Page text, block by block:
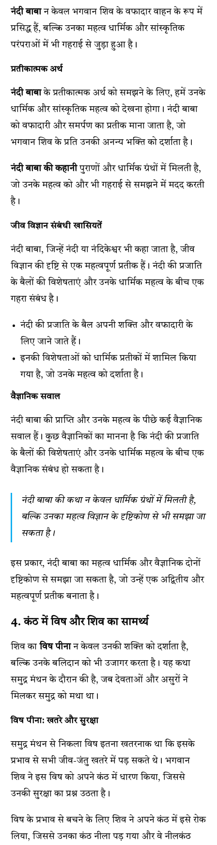
नंदी बाबान केवल भगवान शिव के वफादार वाहन के रूप में
प्रसिद्ध हैं, बल्कि उनका महत्व धार्मिक और सांस्कृतिक
परंपराओं में भी गहराई से जुड़ा हुआ है।
प्रतीकात्मक अर्थ
नंदी बाबाके प्रतीकात्मक अर्थ को समझने के लिए, हमें उनके
धार्मिक और सांस्कृतिक महत्व को देखना होगा। नंदी बाबा
को वफादारी और समर्पण का प्रतीक माना जाता है, जो
भगवान शिव के प्रति उनकी अनन्य भक्ति को दर्शाता है।
नंदी बाबा की कहानीपुराणों और धार्मिक ग्रंथों में मिलती है,
जो उनके महत्व को और भी गहराई से समझने में मदद करती
है।
जीव विज्ञान संबंधी खासियतें
नंदी बाबा, जिन्हें नंदी या नंदिकेश्वर भी कहा जाता है, जीव
विज्ञान की दृष्टि से एक महत्वपूर्ण प्रतीक हैं। नंदी की प्रजाति
के बैलों की विशेषताएं और उनके धार्मिक महत्व के बीच एक
गहरा संबंध है।
नंदी की प्रजाति के बैल अपनी शक्ति और वफादारी के
लिए जाने जाते हैं।
इनकी विशेषताओं को धार्मिक प्रतीकों में शामिल किया
गया है, जो उनके महत्व को दर्शाता है।
वैज्ञानिक सवाल
नंदी बाबा की प्राप्ति और उनके महत्व के पीछे कई वैज्ञानिक
सवाल हैं। कुछ वैज्ञानिकों का मानना है कि नंदी की प्रजाति
के बैलों की विशेषताएं और उनके धार्मिक महत्व के बीच एक
वैज्ञानिक संबंध हो सकता है।
नंदी बाबा की कथा न केवल धार्मिक ग्रंथों में मिलती है,
बल्कि उनका महत्व विज्ञान के दृष्टिकोण से भी समझा जा
सकता है।
इस प्रकार, नंदी बाबा का महत्व धार्मिक और वैज्ञानिक दोनों
दृष्टिकोण से समझा जा सकता है, जो उन्हें एक अद्वितीय और
महत्वपूर्ण प्रतीक बनाता है।
4. कंठ में विष और शिव का सामर्थ्य
शिव काविष पीनान केवल उनकी शक्ति को दर्शाता है,
बल्कि उनके बलिदान को भी उजागर करता है। यह कथा
समुद्र मंथन के दौरान की है, जब देवताओं और असुरों ने
मिलकर समुद्र को मथा था।
विष पीना: खतरे और सुरक्षा
समुद्र मंथन से निकला विष इतना खतरनाक था कि इसके
प्रभाव से सभी जीव-जंतु खतरे में पड़ सकते थे। भगवान
शिव ने इस विष को अपने कंठ में धारण किया, जिससे
उनकी सुरक्षा का प्रश्न उठता है।
विष के प्रभाव से बचने के लिए शिव ने अपने कंठ में इसे रोक
लिया, जिससे उनका कंठ नीला पड़ गया और वे नीलकंठ